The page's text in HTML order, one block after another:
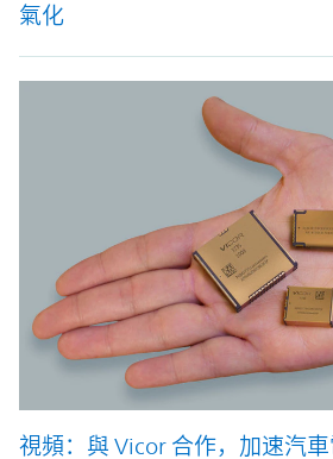
氣化
視頻：與 Vicor 合作，加速汽